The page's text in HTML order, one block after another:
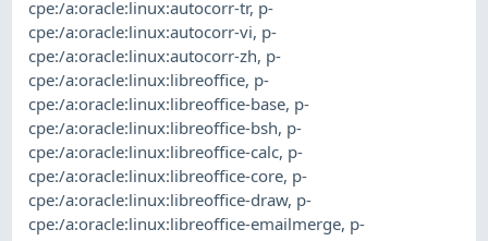
cpe:/a:oracle:linux:autocorr-tr, p-
cpe:/a:oracle:linux:autocorr-vi, p-
cpe:/a:oracle:linux:autocorr-zh, p-
cpe:/a:oracle:linux:libreoffice, p-
cpe:/a:oracle:linux:libreoffice-base, p-
cpe:/a:oracle:linux:libreoffice-bsh, p-
cpe:/a:oracle:linux:libreoffice-calc, p-
cpe:/a:oracle:linux:libreoffice-core, p-
cpe:/a:oracle:linux:libreoffice-draw, p-
cpe:/a:oracle:linux:libreoffice-emailmerge, p-